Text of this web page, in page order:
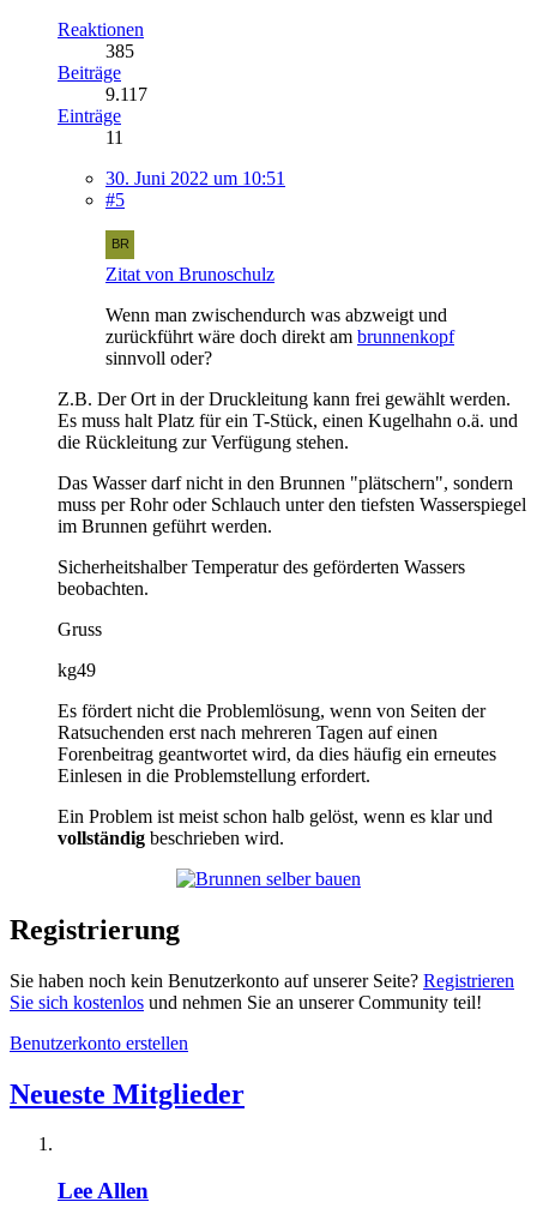
Reaktionen
385
Beiträge
9.117
Einträge
11
30. Juni 2022 um 10:51
#5
Zitat von Brunoschulz
Wenn man zwischendurch was abzweigt und
zurückführt wäre doch direkt am brunnenkopf
sinnvoll oder?
Z.B. Der Ort in der Druckleitung kann frei gewählt werden.
Es muss halt Platz für ein T-Stück, einen Kugelhahn o.ä. und
die Rückleitung zur Verfügung stehen.
Das Wasser darf nicht in den Brunnen "plätschern", sondern
muss per Rohr oder Schlauch unter den tiefsten Wasserspiegel
im Brunnen geführt werden.
Sicherheitshalber Temperatur des geförderten Wassers
beobachten.
Gruss
kg49
Es fördert nicht die Problemlösung, wenn von Seiten der
Ratsuchenden erst nach mehreren Tagen auf einen
Forenbeitrag geantwortet wird, da dies häufig ein erneutes
Einlesen in die Problemstellung erfordert.
Ein Problem ist meist schon halb gelöst, wenn es klar und
vollständig beschrieben wird.
Registrierung
Sie haben noch kein Benutzerkonto auf unserer Seite? Registrieren
Sie sich kostenlos und nehmen Sie an unserer Community teil!
Benutzerkonto erstellen
Neueste Mitglieder
Lee Allen